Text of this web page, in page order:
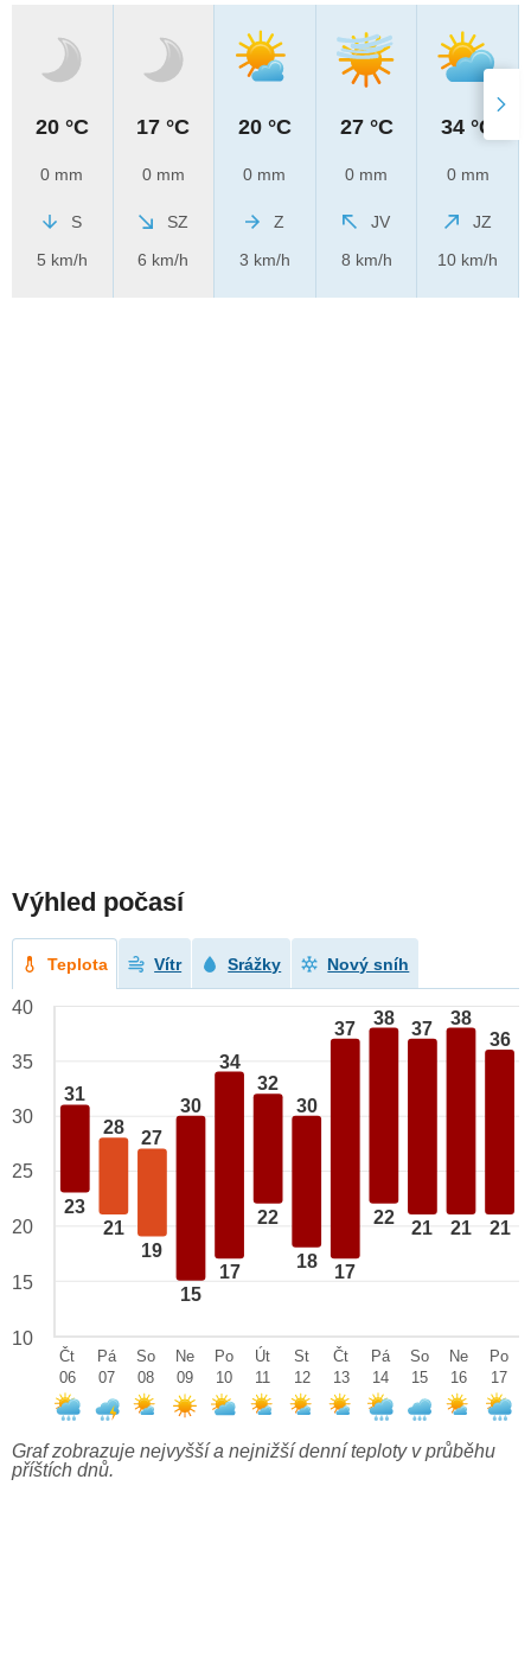
20 °C
0 mm
S
5 km/h
17 °C
0 mm
SZ
6 km/h
20 °C
0 mm
Z
3 km/h
27 °C
0 mm
JV
8 km/h
34 °C
0 mm
JZ
10 km/h
Výhled počasí
Teplota Vítr Srážky Nový sníh
31
23
28
21
27
19
30
15
34
17
32
22
30
18
37
17
38
22
37
21
38
21
36
21
40
35
30
25
20
15
10
Čt
06
Pá
07
So
08
Ne
09
Po
10
Út
11
St
12
Čt
13
Pá
14
So
15
Ne
16
Po
17
Graf zobrazuje nejvyšší a nejnižší denní teploty v průběhu
příštích dnů.